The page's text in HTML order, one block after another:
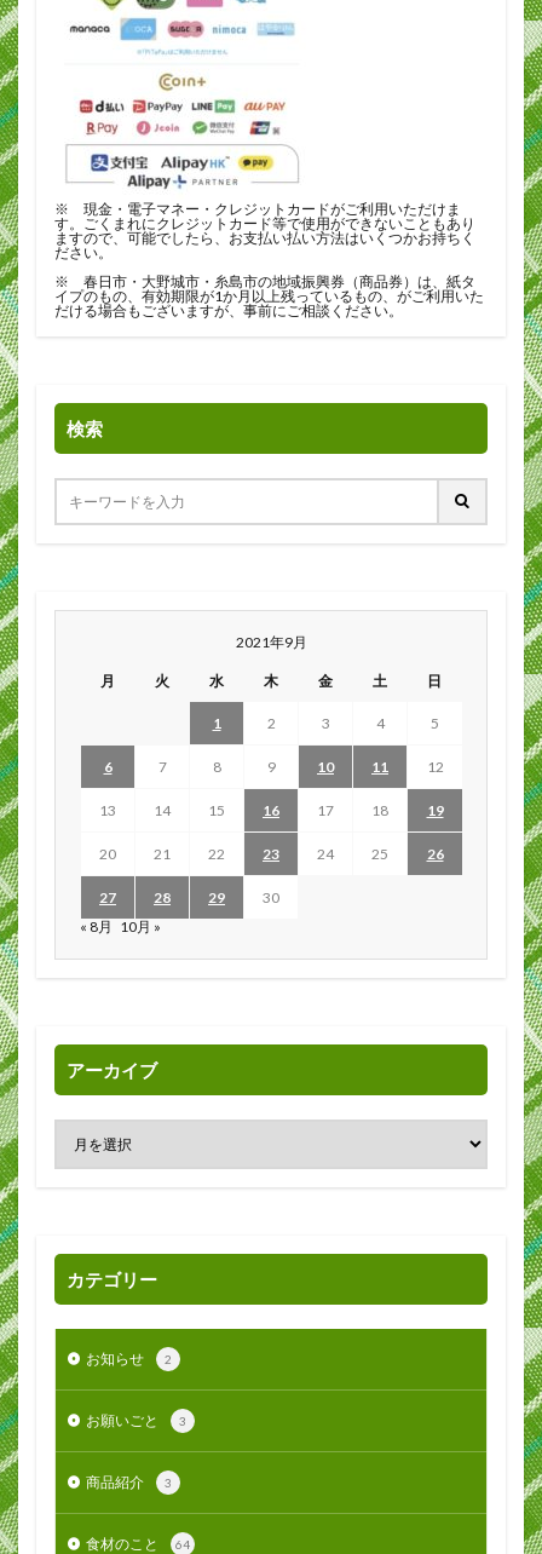
※ 現金・電子マネー・クレジットカードがご利用いただけま
す。ごくまれにクレジットカード等で使用ができないこともあり
ますので、可能でしたら、お支払い払い方法はいくつかお持ちく
ださい。
※ 春日市・大野城市・糸島市の地域振興券（商品券）は、紙タ
イプのもの、有効期限が1か月以上残っているもの、がご利用いた
だける場合もございますが、事前にご相談ください。
検索
2021年9月
月 火 水 木 金 土 日
1 2 3 4 5
6 7 8 9 10 11 12
13 14 15 16 17 18 19
20 21 22 23 24 25 26
27 28 29
30
« 8月 10月 »
アーカイブ
カテゴリー
お知らせ 2
お願いごと 3
商品紹介 3
食材のこと 64